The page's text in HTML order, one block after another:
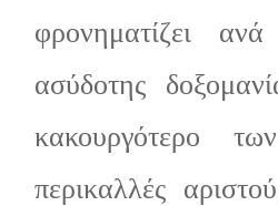
φρονηματίζει
ασύδοτης
κακουργότερο
περικαλλές